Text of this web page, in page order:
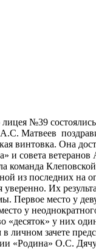
№39
Матвеев
винтовка. Она
и совета
команда
из последних
Их
Первое место у
у
«десяток» у них
личном зачете
«Родина» О.С.